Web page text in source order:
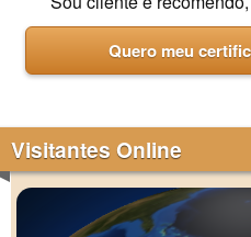
Quero meu
Visitantes Online